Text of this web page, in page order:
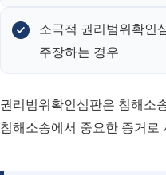
소극적 권리범위확인
주장하는 경우
권리범위확인심판은 침해소
침해소송에서 중요한 증거